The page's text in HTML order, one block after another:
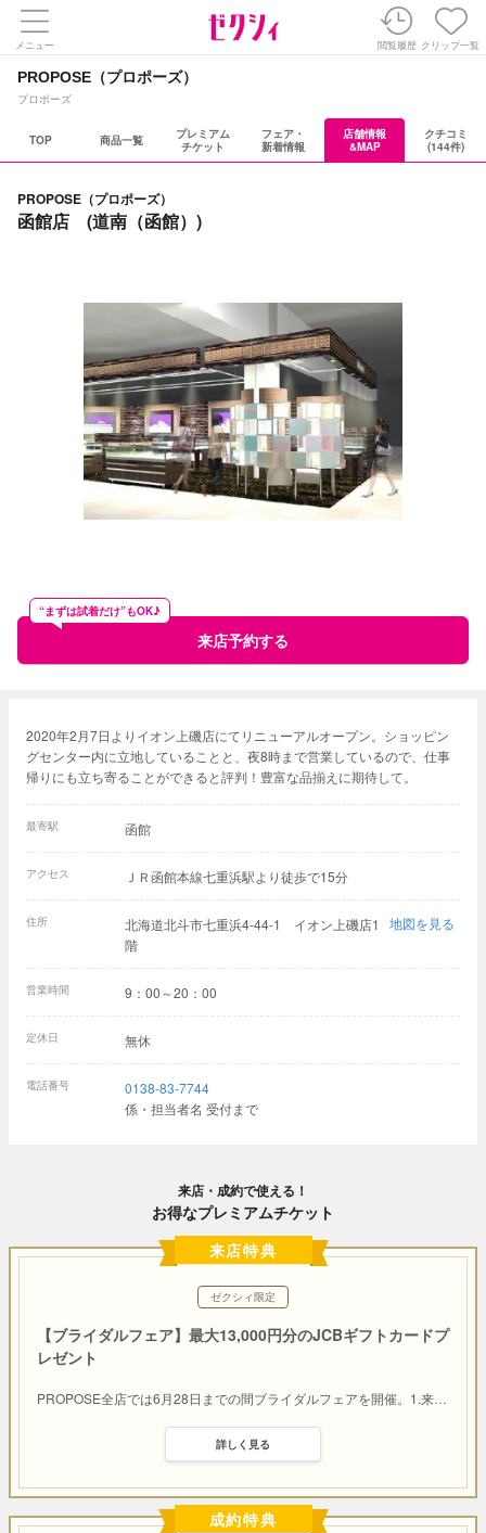
メニュー 閲覧履歴 クリップ一覧
PROPOSE（プロポーズ）
プロポーズ
TOP 商品一覧
プレミアム
チケット
フェア・
新着情報
店舗情報
&MAP
クチコミ
(144件)
PROPOSE（プロポーズ）
函館店 (道南（函館）)
来店予約する
“まずは試着だけ”もOK♪
2020年2月7日よりイオン上磯店にてリニューアルオープン。ショッピン
グセンター内に立地していることと、夜8時まで営業しているので、仕事
帰りにも立ち寄ることができると評判！豊富な品揃えに期待して。
最寄駅 函館
アクセス ＪＲ函館本線七重浜駅より徒歩で15分
住所
北海道北斗市七重浜4-44-1 イオン上磯店1
階
地図を見る
営業時間 9：00～20：00
定休日 無休
電話番号
0138-83-7744
係・担当者名 受付まで
来店・成約で使える！
お得なプレミアムチケット
来店特典
ゼクシィ限定
【ブライダルフェア】最大13,000円分のJCBギフトカードプ
レゼント
PROPOSE全店では6月28日までの間ブライダルフェアを開催。1.来…
詳しく見る
成約特典